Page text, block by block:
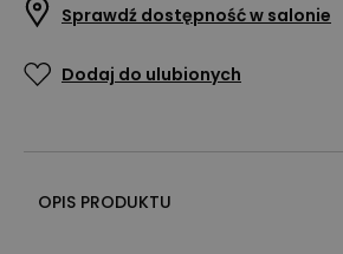
Sprawdź dostępność w salonie
Dodaj do ulubionych
OPIS PRODUKTU